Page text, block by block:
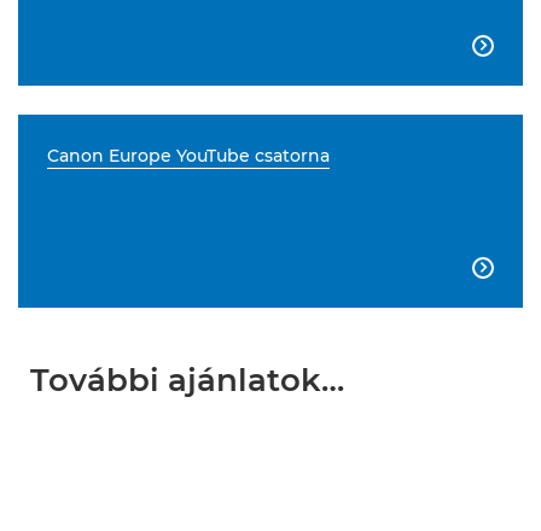

Canon Europe YouTube csatorna

További ajánlatok…